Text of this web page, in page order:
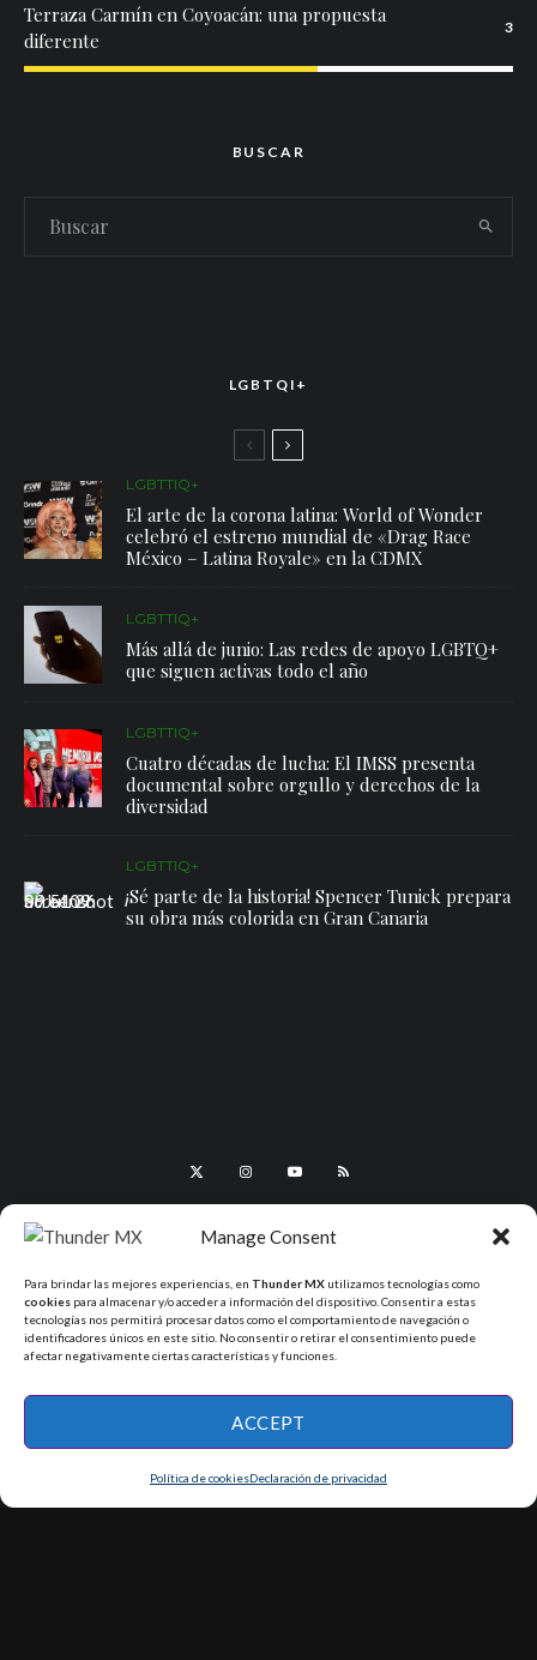
Manage Consent
Para brindar las mejores experiencias, en Thunder MX utilizamos tecnologías como
cookies para almacenar y/o acceder a información del dispositivo. Consentir a estas
tecnologías nos permitirá procesar datos como el comportamiento de navegación o
identificadores únicos en este sitio. No consentir o retirar el consentimiento puede
afectar negativamente ciertas características y funciones.
ACCEPT
Política de cookiesDeclaración de privacidad
Terraza Carmín en Coyoacán: una propuesta
diferente
3
BUSCAR
LGBTQI+
LGBTTIQ+
El arte de la corona latina: World of Wonder
celebró el estreno mundial de «Drag Race
México – Latina Royale» en la CDMX
LGBTTIQ+
Más allá de junio: Las redes de apoyo LGBTQ+
que siguen activas todo el año
LGBTTIQ+
Cuatro décadas de lucha: El IMSS presenta
documental sobre orgullo y derechos de la
diversidad
LGBTTIQ+
¡Sé parte de la historia! Spencer Tunick prepara
su obra más colorida en Gran Canaria